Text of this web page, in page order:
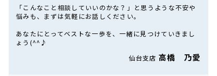
「こんなこと相談していいのかな？」と思うような不安や
悩みも、まずは気軽にお話しください。
あなたにとってベストな一歩を、一緒に見つけていきまし
ょう(^^♪
仙台支店 高橋 乃愛